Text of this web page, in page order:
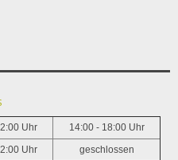
Uhr 14:00 - 18:00 Uhr
Uhr geschlossen